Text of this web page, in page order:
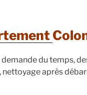
du temps,
après